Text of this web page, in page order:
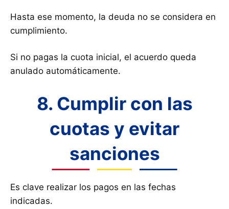
Hasta ese momento, la deuda no se considera en
cumplimiento.
Si no pagas la cuota inicial, el acuerdo queda
anulado automáticamente.
8. Cumplir con las
cuotas y evitar
sanciones
Es clave realizar los pagos en las fechas
indicadas.